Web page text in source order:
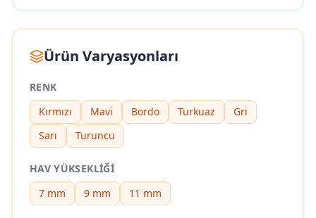
Ürün Varyasyonları
RENK
Kırmızı
Mavi Bordo Turkuaz
Gri
Sarı
Turuncu
HAV YÜKSEKLIĞI
7 mm
9 mm 11 mm